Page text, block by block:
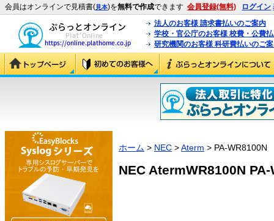
会員はオンラインで見積書(見本)を無料で作成できます 会員登録(無料) ログイン
法人のお客様 請求書払いのご案内
学校・官公庁のお客様 校費・公費
研究機関のお客様 科研費払いのご
ホーム > NEC >Aterm > PA-WR8100N
NEC AtermWR8100N